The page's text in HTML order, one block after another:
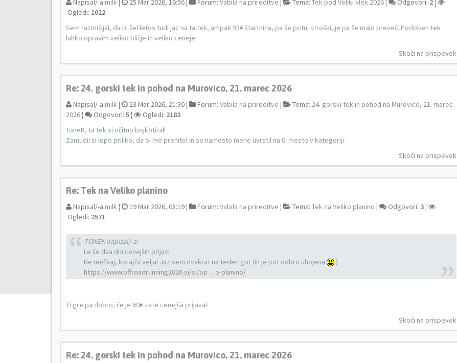
Napisal/-a milk¦ 25 Mar 2026, 16:56 ¦ Forum: Vabila na prireditve ¦ Tema: Tek pod Veliki klek 2026¦ Odgovori: 2¦
Ogledi: 1022
Sem razmišljal, da bi šel letos tudi jaz na ta tek, ampak 93€ štartnina, pa še potni stroški, je pa že malo preveč. Podoben tek
lahko opravim veliko bližje in veliko ceneje!
Skoči na prispevek
Re: 24. gorski tek in pohod na Murovico, 21. marec 2026
Napisal/-a milk¦ 23 Mar 2026, 21:30 ¦ Forum: Vabila na prireditve ¦ Tema: 24. gorski tek in pohod na Murovico, 21. marec
2026¦ Odgovori: 5¦ Ogledi: 2183
ToneK, ta tek si očitno bojkotiral!
Zamudil si lepo priliko, da bi me prehitel in se namesto mene uvrstil na 6. mesto v kategoriji.
Skoči na prispevek
Re: Tek na Veliko planino
Napisal/-a milk¦ 19 Mar 2026, 08:19 ¦ Forum: Vabila na prireditve ¦ Tema: Tek na Veliko planino ¦ Odgovori: 3¦
Ogledi: 2571
TONEK napisal/-a:
Le še dva dni cenejših prijav!
Ne mečkaj, korajža velja! Jaz sem dvakrat na teden gor (in je pot dobro uhojena
)
https://www.offroadrunning2026.si/sl/op ... o-planino/
Ti gre pa dobro, če je 60€ zate cenejša prijava!
Skoči na prispevek
Re: 24. gorski tek in pohod na Murovico, 21. marec 2026